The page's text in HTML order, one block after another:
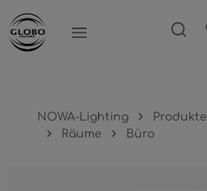
springen
NOWA-Lighting Produkte
Räume
Büro